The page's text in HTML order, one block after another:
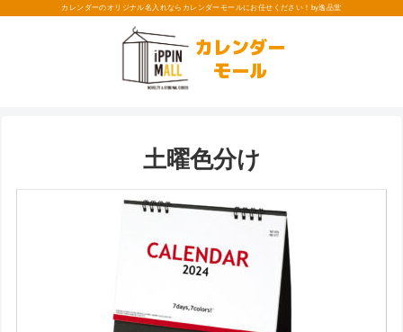
カレンダーのオリジナル名入れならカレンダーモールにお任せください！by逸品堂
カレンダー
モール
土曜色分け